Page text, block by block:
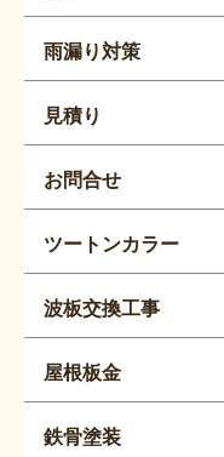
雨漏り対策
見積り
お問合せ
ツートンカラー
波板交換工事
屋根板金
鉄骨塗装